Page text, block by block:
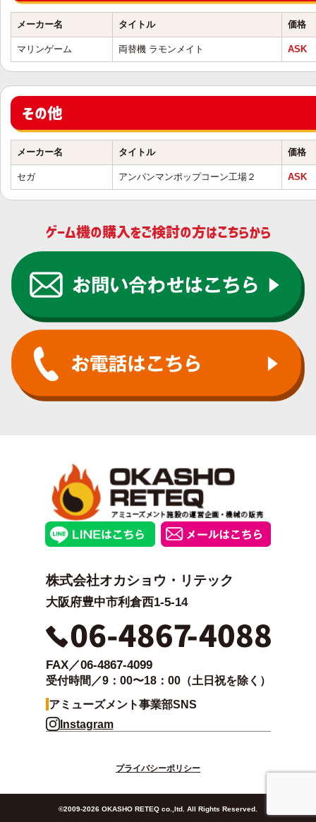
メーカー名 タイトル 価格
マリンゲーム 両替機 ラモンメイト ASK
その他
メーカー名 タイトル 価格
セガ アンパンマンポップコーン工場２ ASK
ゲーム機の購入をご検討の方はこちらから
株式会社オカショウ・リテック
大阪府豊中市利倉西1-5-14
FAX／06-4867-4099
受付時間／9：00〜18：00（土日祝を除く）
アミューズメント事業部SNS
Instagram
プライバシーポリシー
©2009-2026 OKASHO RETEQ co.,ltd. All Rights Reserved.